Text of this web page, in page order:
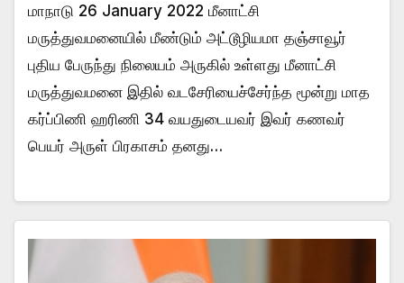
மாநாடு 26 January 2022 மீனாட்சி
மருத்துவமனையில் மீண்டும் அட்டூழியமா தஞ்சாவூர்
புதிய பேருந்து நிலையம் அருகில் உள்ளது மீனாட்சி
மருத்துவமனை இதில் வடசேரியைச்சேர்ந்த மூன்று மாத
கர்ப்பிணி ஹரிணி 34 வயதுடையவர் இவர் கணவர்
பெயர் அருள் பிரகாசம் தனது…